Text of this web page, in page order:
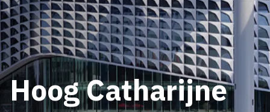
Hoog Catharijne